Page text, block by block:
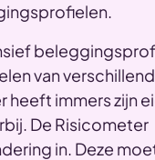
van
heeft immers zijn
De Risicometer
in. Deze